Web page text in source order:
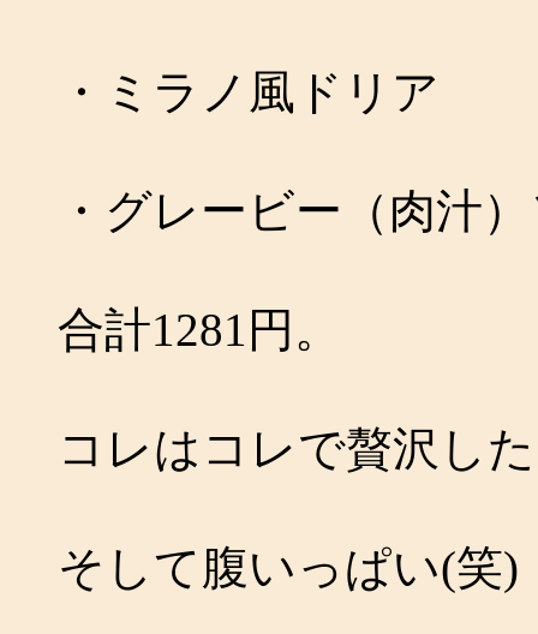
・ミラノ風ドリア
・グレービー（肉汁
合計1281円。
コレはコレで贅沢し
そして腹いっぱい(笑)